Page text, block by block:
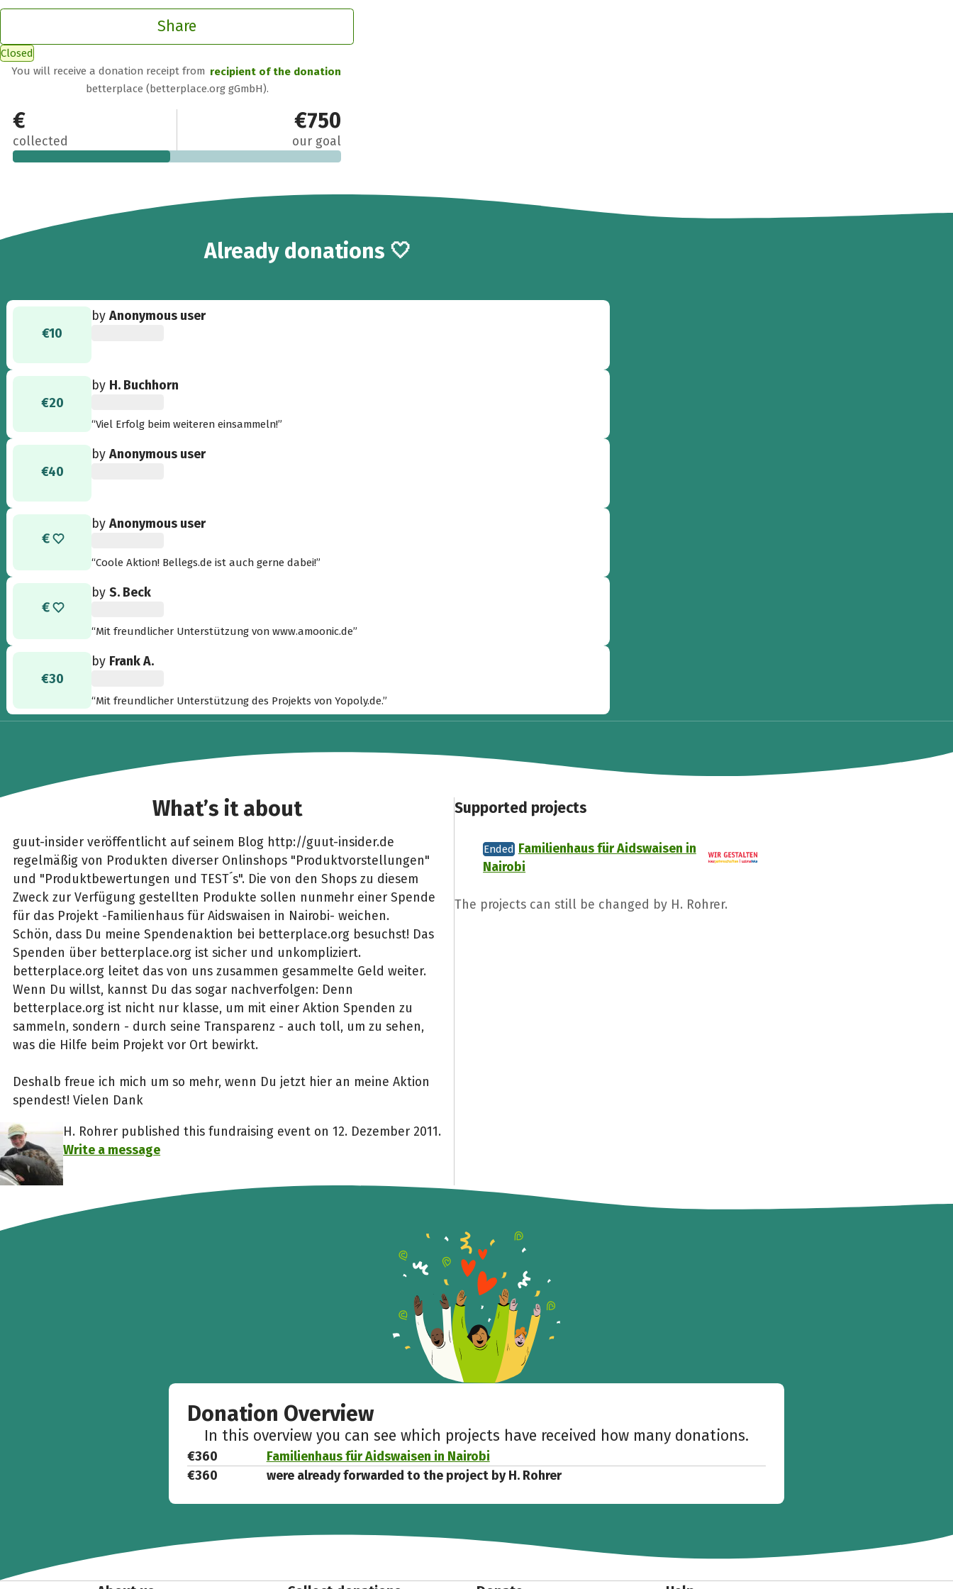
Share
Closed
You will receive a donation receipt from recipient of the donation
betterplace (betterplace.org gGmbH).
€360
collected
€750
our goal
Already 12
donations 🤍
€10
byAnonymous user
€20
by H. Buchhorn
“Viel Erfolg beim weiteren einsammeln!”
€40
byAnonymous user
byAnonymous user
“Coole Aktion! Bellegs.de ist auch gerne dabei!”
byS. Beck
“Mit freundlicher Unterstützung von www.amoonic.de”
€30
by Frank A.
“Mit freundlicher Unterstützung des Projekts von Yopoly.de.”
What’s it about
guut-insider veröffentlicht auf seinem Blog http://guut-insider.de
regelmäßig von Produkten diverser Onlinshops "Produktvorstellungen"
und "Produktbewertungen und TEST´s". Die von den Shops zu diesem
Zweck zur Verfügung gestellten Produkte sollen nunmehr einer Spende
für das Projekt -Familienhaus für Aidswaisen in Nairobi- weichen.
Schön, dass Du meine Spendenaktion bei betterplace.org besuchst! Das
Spenden über betterplace.org ist sicher und unkompliziert.
betterplace.org leitet das von uns zusammen gesammelte Geld weiter.
Wenn Du willst, kannst Du das sogar nachverfolgen: Denn
betterplace.org ist nicht nur klasse, um mit einer Aktion Spenden zu
sammeln, sondern - durch seine Transparenz - auch toll, um zu sehen,
was die Hilfe beim Projekt vor Ort bewirkt.
Deshalb freue ich mich um so mehr, wenn Du jetzt hier an meine Aktion
spendest! Vielen Dank
H. Rohrer published this fundraising event on 12. Dezember 2011.
Write a message
Supported projects
Ended Familienhaus für Aidswaisen in
Nairobi
The projects can still be changed by H. Rohrer.
Donation Overview
In this overview you can see which projects have received how many donations.
€360
Familienhaus für Aidswaisen in Nairobi
€360
were already forwarded to the project by H. Rohrer